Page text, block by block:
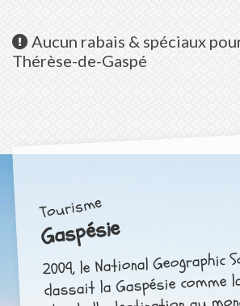
Aucunrabais & spéciaux
Thérèse-de-Gaspé
Tourisme
Gaspésie
2009, le National Geographic
classait la Gaspésie comme